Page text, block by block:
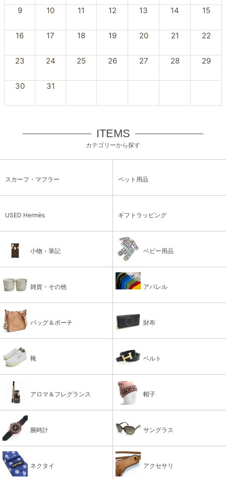
9 10 11 12 13 14 15
16 17 18 19 20 21 22
23 24 25 26 27 28 29
30 31
ITEMS
カテゴリーから探す
スカーフ・マフラー ペット用品
USED Hermès ギフトラッピング
小物・筆記 ベビー用品
雑貨・その他 アパレル
バッグ＆ポーチ 財布
靴 ベルト
アロマ＆フレグランス 帽子
腕時計 サングラス
ネクタイ アクセサリ